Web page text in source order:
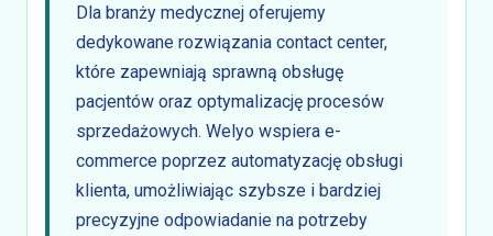
Dla branży medycznej oferujemy
dedykowane rozwiązania contact center,
które zapewniają sprawną obsługę
pacjentów oraz optymalizację procesów
sprzedażowych. Welyo wspiera e-
commerce poprzez automatyzację obsługi
klienta, umożliwiając szybsze i bardziej
precyzyjne odpowiadanie na potrzeby